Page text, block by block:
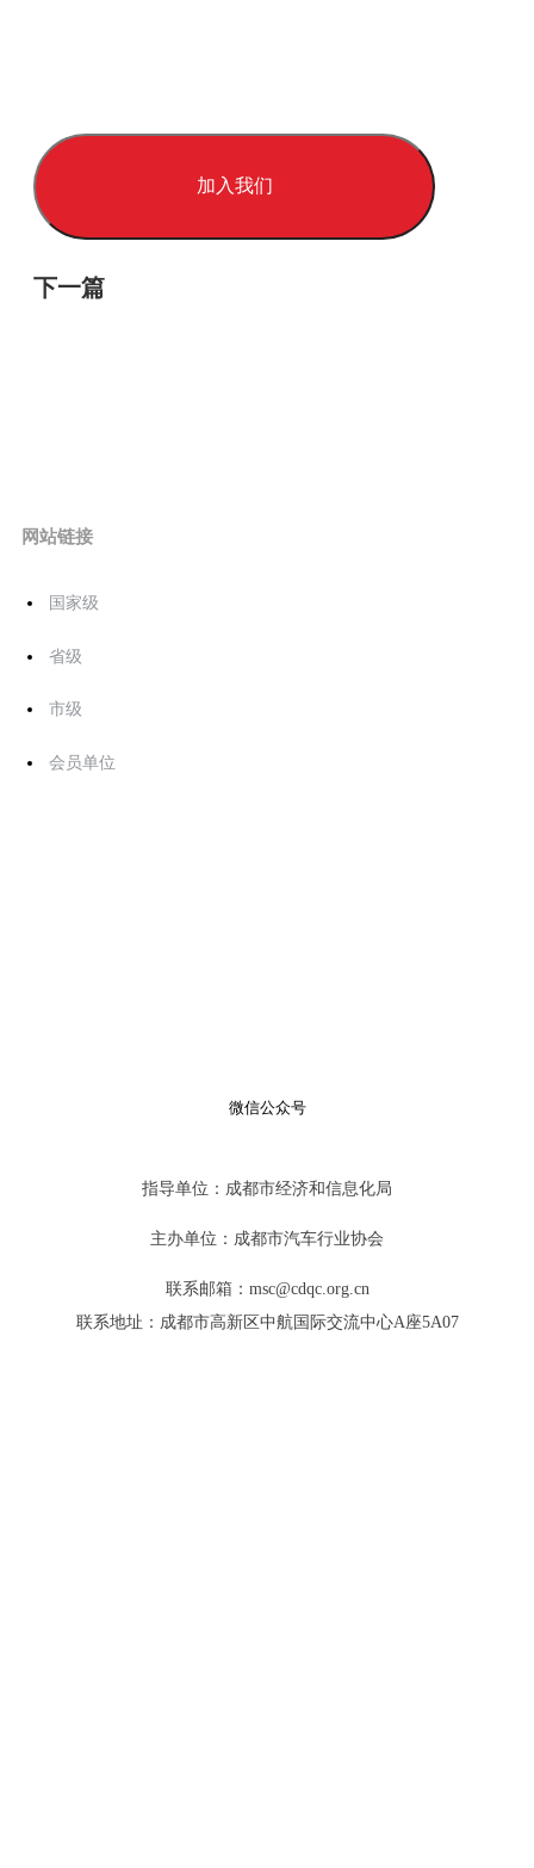
加入我们
下一篇
网站链接
国家级
省级
市级
会员单位
微信公众号
指导单位：成都市经济和信息化局
主办单位：成都市汽车行业协会
联系邮箱：msc@cdqc.org.cn
联系地址：成都市高新区中航国际交流中心A座5A07